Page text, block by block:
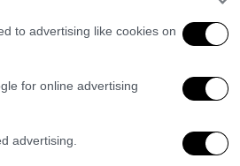
to advertising like cookies on
for online advertising
advertising.
06/08/
Κεντρικό...